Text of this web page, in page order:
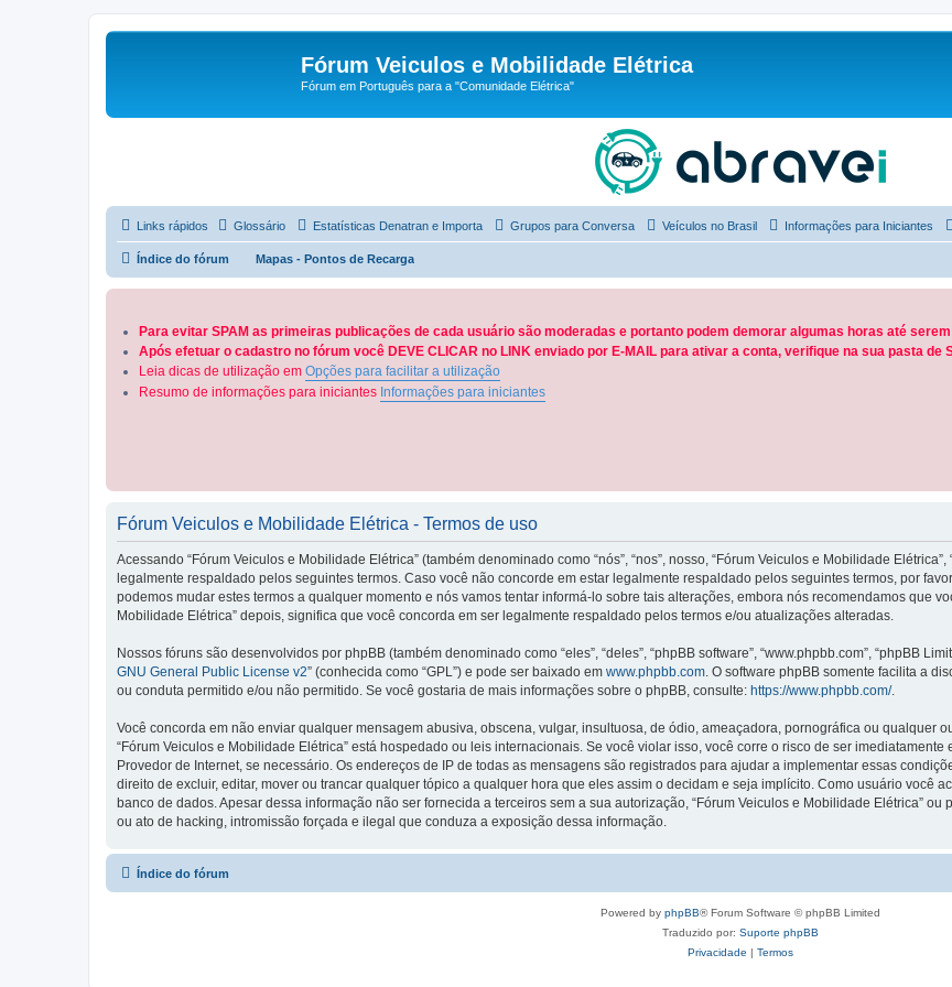
Fórum Veiculos e Mobilidade Elétrica
Fórum em Português para a "Comunidade Elétrica"
Links rápidos Glossário Estatísticas Denatran e Importa Grupos para Conversa Veículos no Brasil Informações para Iniciantes
Índice do fórum Mapas - Pontos de Recarga
Para evitar SPAM as primeiras publicações de cada usuário são moderadas e portanto podem demorar algumas horas até
Após efetuar o cadastro no fórum você DEVE CLICAR no LINK enviado por E-MAIL para ativar a conta, verifique na sua pasta de
Leia dicas de utilização em Opções para facilitar a utilização
Resumo de informações para iniciantes Informações para iniciantes
Fórum Veiculos e Mobilidade Elétrica - Termos de uso
Acessando “Fórum Veiculos e Mobilidade Elétrica” (também denominado como “nós”, “nos”, nosso, “Fórum Veiculos e Mobilidade
legalmente respaldado pelos seguintes termos. Caso você não concorde em estar legalmente respaldado pelos seguintes termos, por
podemos mudar estes termos a qualquer momento e nós vamos tentar informá-lo sobre tais alterações, embora nós recomendamos que
Mobilidade Elétrica” depois, significa que você concorda em ser legalmente respaldado pelos termos e/ou atualizações alteradas.
Nossos fóruns são desenvolvidos por phpBB (também denominado como “eles”, “deles”, “phpBB software”, “www.phpbb.com”, “phpBB
GNU General Public License v2” (conhecida como “GPL”) e pode ser baixado em www.phpbb.com. O software phpBB somente facilita a
ou conduta permitido e/ou não permitido. Se você gostaria de mais informações sobre o phpBB, consulte: https://www.phpbb.com/.
Você concorda em não enviar qualquer mensagem abusiva, obscena, vulgar, insultuosa, de ódio, ameaçadora, pornográfica ou qualquer
“Fórum Veiculos e Mobilidade Elétrica” está hospedado ou leis internacionais. Se você violar isso, você corre o risco de ser
Provedor de Internet, se necessário. Os endereços de IP de todas as mensagens são registrados para ajudar a implementar essas
direito de excluir, editar, mover ou trancar qualquer tópico a qualquer hora que eles assim o decidam e seja implícito. Como usuário você
banco de dados. Apesar dessa informação não ser fornecida a terceiros sem a sua autorização, “Fórum Veiculos e Mobilidade Elétrica”
ou ato de hacking, intromissão forçada e ilegal que conduza a exposição dessa informação.
Índice do fórum
Powered by phpBB® Forum Software © phpBB Limited
Traduzido por: Suporte phpBB
Privacidade | Termos